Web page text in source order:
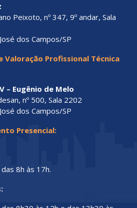
Peixoto, nº 347, 9º andar, Sala
dos Campos/SP
Valoração Profissional Técnica
– Eugênio de Melo
nº 500, Sala 2202
dos Campos/SP
Presencial:
8h às 17h.